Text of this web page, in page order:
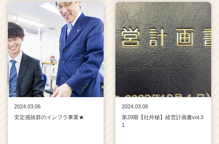
2024.03.06
安定感抜群のインフラ事業★
2024.03.06
第29期【社外秘】経営計画書vol.3
1